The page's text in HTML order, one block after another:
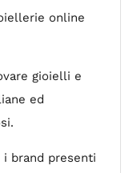
online
gioielli e
ed
brand presenti